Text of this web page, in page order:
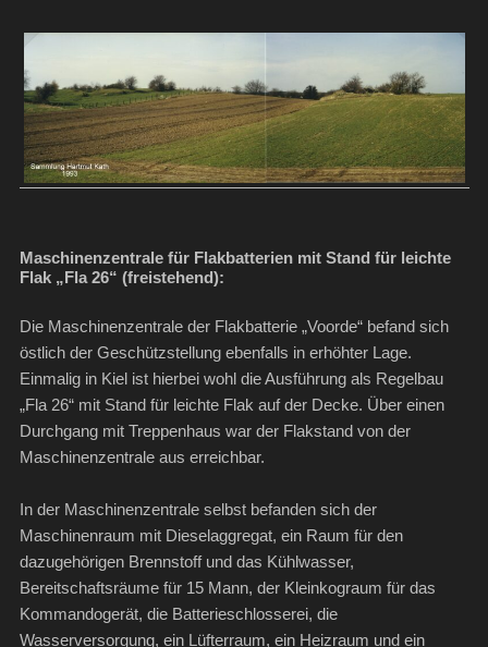
Maschinenzentrale für Flakbatterien mit Stand für leichte
Flak „Fla 26“ (freistehend):
Die Maschinenzentrale der Flakbatterie „Voorde“ befand sich
östlich der Geschützstellung ebenfalls in erhöhter Lage.
Einmalig in Kiel ist hierbei wohl die Ausführung als Regelbau
„Fla 26“ mit Stand für leichte Flak auf der Decke. Über einen
Durchgang mit Treppenhaus war der Flakstand von der
Maschinenzentrale aus erreichbar.
In der Maschinenzentrale selbst befanden sich der
Maschinenraum mit Dieselaggregat, ein Raum für den
dazugehörigen Brennstoff und das Kühlwasser,
Bereitschaftsräume für 15 Mann, der Kleinkograum für das
Kommandogerät, die Batterieschlosserei, die
Wasserversorgung, ein Lüfterraum, ein Heizraum und ein